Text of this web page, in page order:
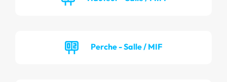
Perche - Salle / MIF